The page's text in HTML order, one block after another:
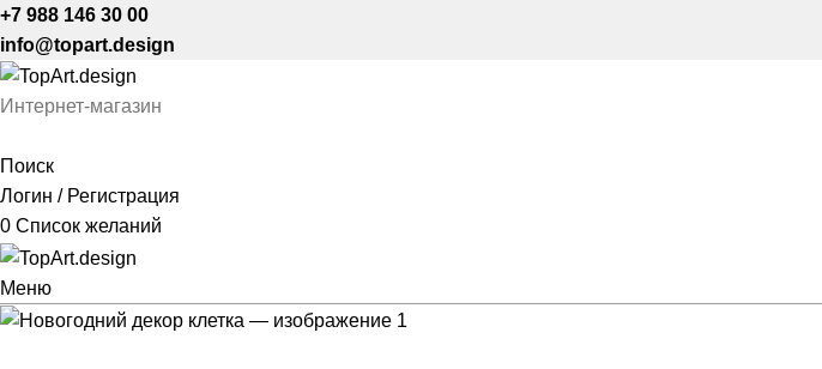
+7 988 146 30 00
info@topart.design
Интернет-магазин
Поиск
Логин / Регистрация
0 Список желаний
Меню